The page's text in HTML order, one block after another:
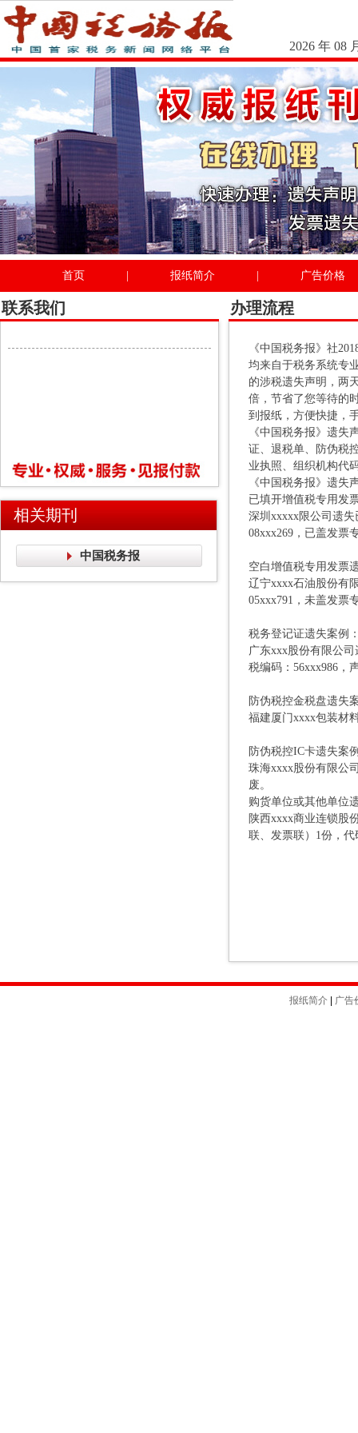
2026 年 08
首页 报纸简介 广告价格
联系我们
相关期刊
中国税务报
办理流程
《中国税务报》社
均来自于税务系统专
的涉税遗失声明，两
倍，节省了您等待的
到报纸，方便快捷，
《中国税务报》遗
证、退税单、防伪税
业执照、组织机构代
《中国税务报》遗失
已填开增值税专用发
深圳xxxxx限公司遗
08xxx269，已盖发票
空白增值税专用发票
辽宁xxxx石油股份有
05xxx791，未盖发票
税务登记证遗失案例
广东xxx股份有限公司
税编码：56xxx986，
防伪税控金税盘遗失
福建厦门xxxx包装材
防伪税控IC卡遗失案
珠海xxxx股份有限公
废。
购货单位或其他单位
陕西xxxx商业连锁股
联、发票联）1份，代
报纸简介 广告